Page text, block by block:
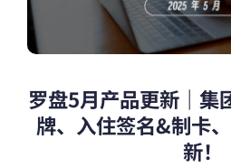
罗盘5月产品更新｜集
牌、入住签名&制卡
新！